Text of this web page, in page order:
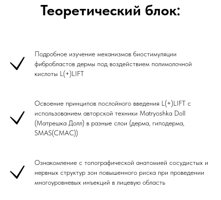
Теоретический блок:
Подробное изучение механизмов биостимуляции
фибробластов дермы под воздействием полимолочной
кислоты L(+)LIFT
Освоение принципов послойного введения L(+)LIFT с
использованием авторской техники Matryoshka Doll
(Матрешка Долл) в разные слои (дерма, гиподерма,
SMAS(СМАС))
Ознакомление с топографической анатомией сосудистых и
нервных структур зон повышенного риска при проведении
многоуровневых инъекций в лицевую область